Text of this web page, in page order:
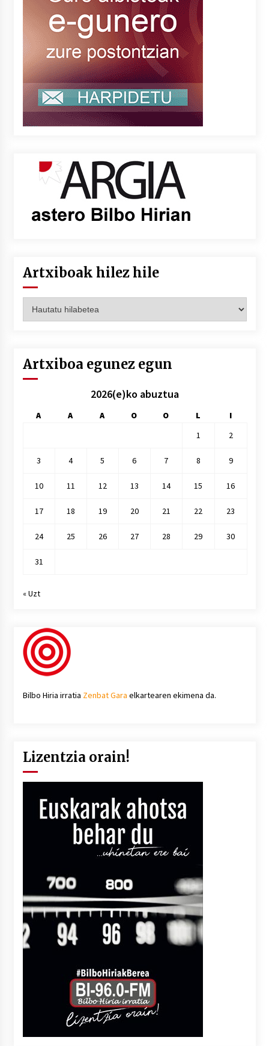
Artxiboak hilez hile
hilez
Artxiboa egunez egun
2026(e)ko abuztua
A A A O O L
I
1
2
3 4 5 6 7 8 9
10 11 12 13 14 15 16
17 18 19 20 21 22 23
24 25 26 27 28 29 30
31
« Uzt
Bilbo Hiria irratia Zenbat Gara elkartearen ekimena da.
Lizentzia orain!